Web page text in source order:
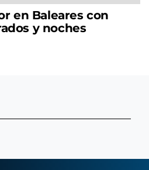
en Baleares con
y noches